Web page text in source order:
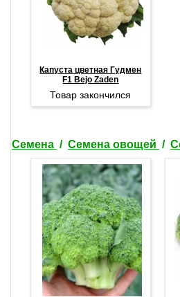
Капуста цветная Гудмен
F1 Bejo Zaden
Товар закончился
Семена / Семена овощей /